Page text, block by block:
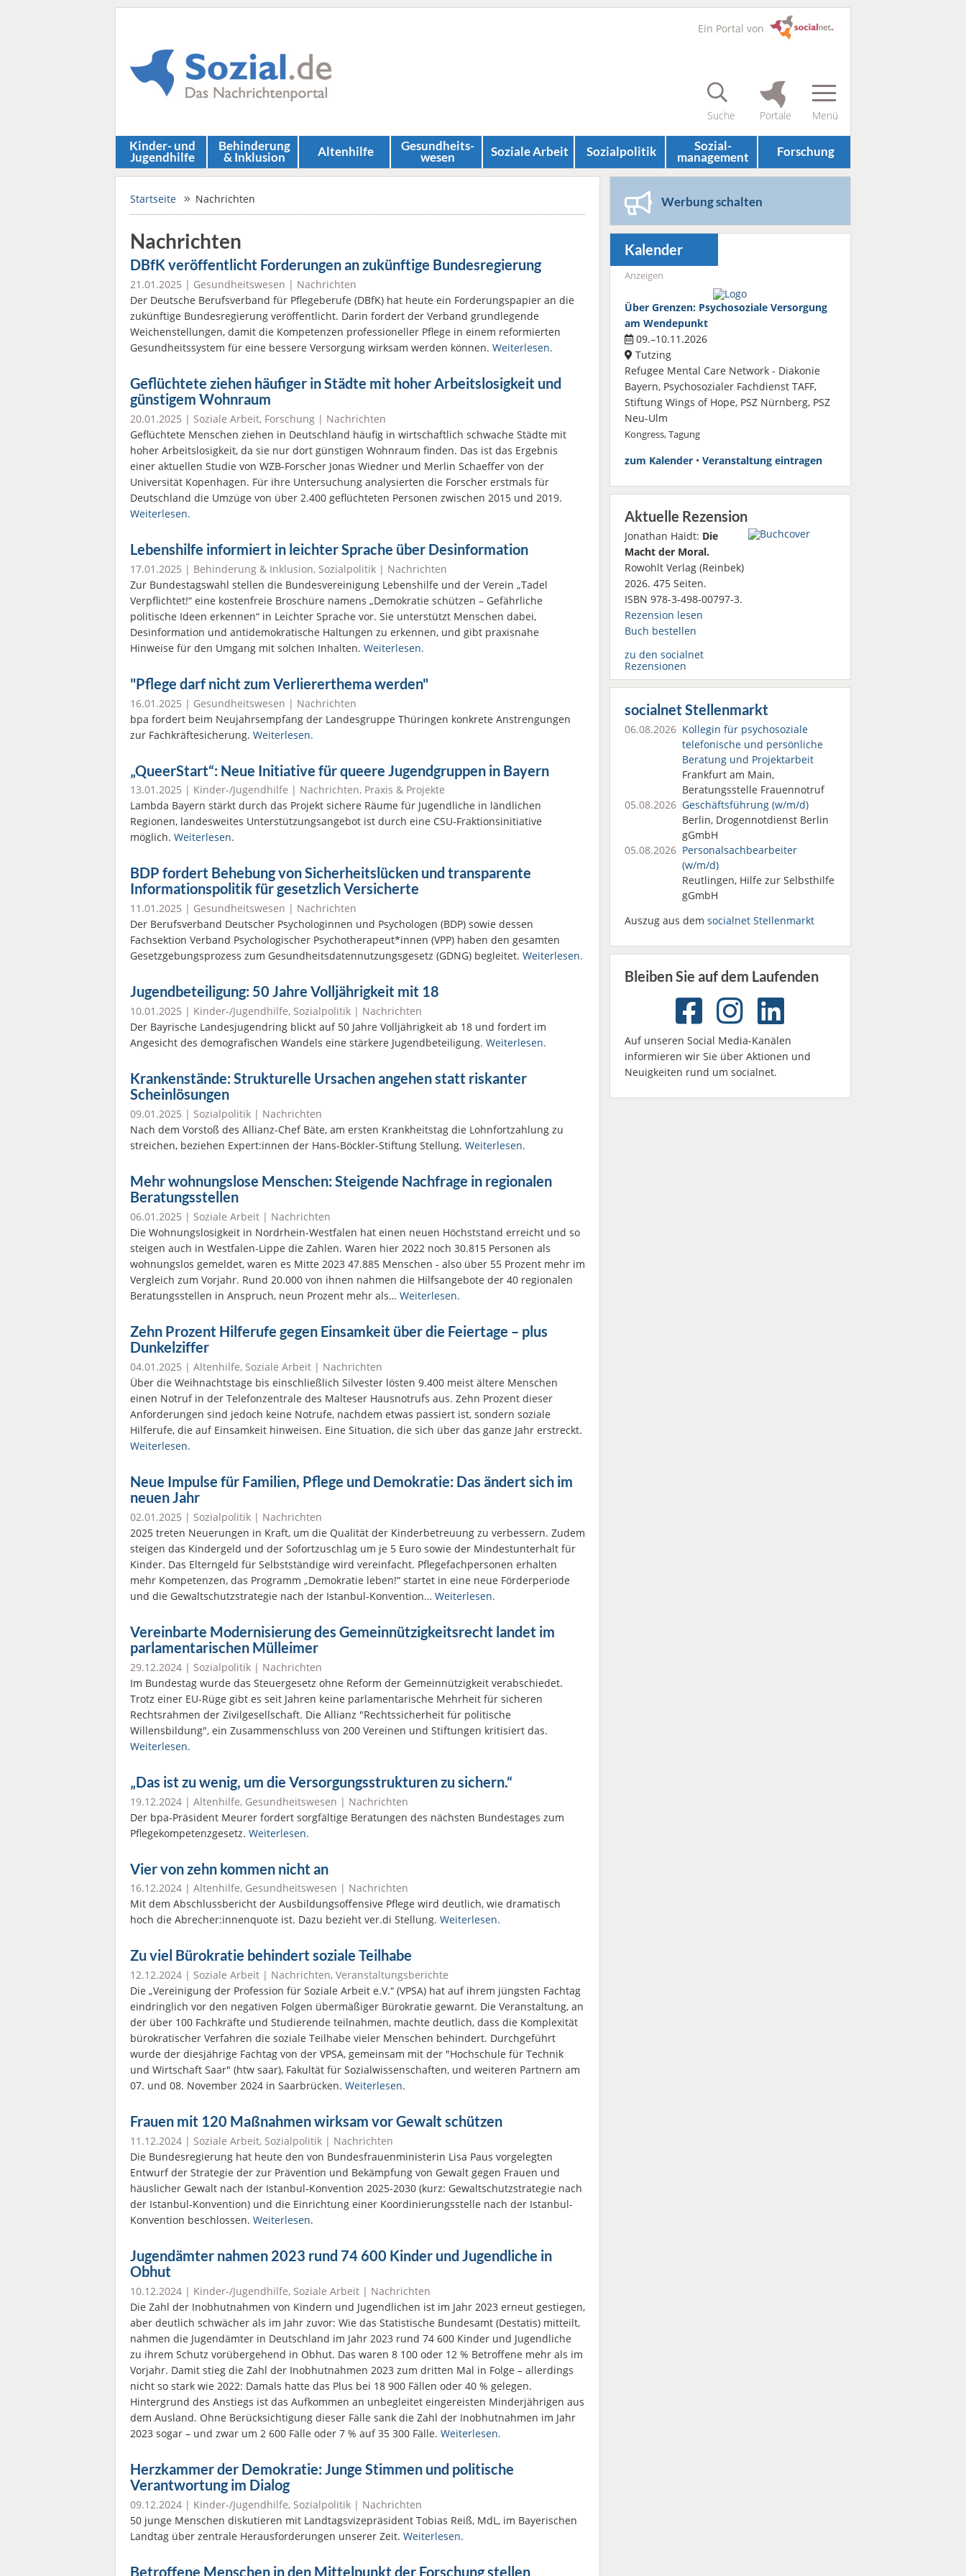
Ein Portal von
Kinder- und
Jugendhilfe
Behinderung
& Inklusion Altenhilfe Gesundheits­
wesen Soziale Arbeit Sozial­politik Sozial­
management Forschung
Startseite Nachrichten
Nachrichten
DBfK veröffentlicht Forderungen an zukünftige Bundesregierung
21.01.2025 | Gesundheitswesen | Nachrichten
Der Deutsche Berufsverband für Pflegeberufe (DBfK) hat heute ein Forderungspapier an die
zukünftige Bundesregierung veröffentlicht. Darin fordert der Verband grundlegende
Weichenstellungen, damit die Kompetenzen professioneller Pflege in einem reformierten
Gesundheitssystem für eine bessere Versorgung wirksam werden können. Weiterlesen.
Geflüchtete ziehen häufiger in Städte mit hoher Arbeitslosigkeit und
günstigem Wohnraum
20.01.2025 | Soziale Arbeit, Forschung | Nachrichten
Geflüchtete Menschen ziehen in Deutschland häufig in wirtschaftlich schwache Städte mit
hoher Arbeitslosigkeit, da sie nur dort günstigen Wohnraum finden. Das ist das Ergebnis
einer aktuellen Studie von WZB-Forscher Jonas Wiedner und Merlin Schaeffer von der
Universität Kopenhagen. Für ihre Untersuchung analysierten die Forscher erstmals für
Deutschland die Umzüge von über 2.400 geflüchteten Personen zwischen 2015 und 2019.
Weiterlesen.
Lebenshilfe informiert in leichter Sprache über Desinformation
17.01.2025 | Behinderung & Inklusion, Sozialpolitik | Nachrichten
Zur Bundestagswahl stellen die Bundesvereinigung Lebenshilfe und der Verein „Tadel
Verpflichtet!“ eine kostenfreie Broschüre namens „Demokratie schützen – Gefährliche
politische Ideen erkennen“ in Leichter Sprache vor. Sie unterstützt Menschen dabei,
Desinformation und antidemokratische Haltungen zu erkennen, und gibt praxisnahe
Hinweise für den Umgang mit solchen Inhalten. Weiterlesen.
"Pflege darf nicht zum Verliererthema werden"
16.01.2025 | Gesundheitswesen | Nachrichten
bpa fordert beim Neujahrsempfang der Landesgruppe Thüringen konkrete Anstrengungen
zur Fachkräftesicherung. Weiterlesen.
„QueerStart“: Neue Initiative für queere Jugendgruppen in Bayern
13.01.2025 | Kinder-/Jugendhilfe | Nachrichten, Praxis & Projekte
Lambda Bayern stärkt durch das Projekt sichere Räume für Jugendliche in ländlichen
Regionen, landesweites Unterstützungsangebot ist durch eine CSU-Fraktionsinitiative
möglich. Weiterlesen.
BDP fordert Behebung von Sicherheitslücken und transparente
Informationspolitik für gesetzlich Versicherte
11.01.2025 | Gesundheitswesen | Nachrichten
Der Berufsverband Deutscher Psychologinnen und Psychologen (BDP) sowie dessen
Fachsektion Verband Psychologischer Psychotherapeut*innen (VPP) haben den gesamten
Gesetzgebungsprozess zum Gesundheitsdatennutzungsgesetz (GDNG) begleitet. Weiterlesen.
Jugendbeteiligung: 50 Jahre Volljährigkeit mit 18
10.01.2025 | Kinder-/Jugendhilfe, Sozialpolitik | Nachrichten
Der Bayrische Landesjugendring blickt auf 50 Jahre Volljährigkeit ab 18 und fordert im
Angesicht des demografischen Wandels eine stärkere Jugendbeteiligung. Weiterlesen.
Krankenstände: Strukturelle Ursachen angehen statt riskanter
Scheinlösungen
09.01.2025 | Sozialpolitik | Nachrichten
Nach dem Vorstoß des Allianz-Chef Bäte, am ersten Krankheitstag die Lohnfortzahlung zu
streichen, beziehen Expert:innen der Hans-Böckler-Stiftung Stellung. Weiterlesen.
Mehr wohnungslose Menschen: Steigende Nachfrage in regionalen
Beratungsstellen
06.01.2025 | Soziale Arbeit | Nachrichten
Die Wohnungslosigkeit in Nordrhein-Westfalen hat einen neuen Höchststand erreicht und so
steigen auch in Westfalen-Lippe die Zahlen. Waren hier 2022 noch 30.815 Personen als
wohnungslos gemeldet, waren es Mitte 2023 47.885 Menschen - also über 55 Prozent mehr im
Vergleich zum Vorjahr. Rund 20.000 von ihnen nahmen die Hilfsangebote der 40 regionalen
Beratungsstellen in Anspruch, neun Prozent mehr als… Weiterlesen.
Zehn Prozent Hilferufe gegen Einsamkeit über die Feiertage – plus
Dunkelziffer
04.01.2025 | Altenhilfe, Soziale Arbeit | Nachrichten
Über die Weihnachtstage bis einschließlich Silvester lösten 9.400 meist ältere Menschen
einen Notruf in der Telefonzentrale des Malteser Hausnotrufs aus. Zehn Prozent dieser
Anforderungen sind jedoch keine Notrufe, nachdem etwas passiert ist, sondern soziale
Hilferufe, die auf Einsamkeit hinweisen. Eine Situation, die sich über das ganze Jahr erstreckt.
Weiterlesen.
Neue Impulse für Familien, Pflege und Demokratie: Das ändert sich im
neuen Jahr
02.01.2025 | Sozialpolitik | Nachrichten
2025 treten Neuerungen in Kraft, um die Qualität der Kinderbetreuung zu verbessern. Zudem
steigen das Kindergeld und der Sofortzuschlag um je 5 Euro sowie der Mindestunterhalt für
Kinder. Das Elterngeld für Selbstständige wird vereinfacht. Pflegefachpersonen erhalten
mehr Kompetenzen, das Programm „Demokratie leben!“ startet in eine neue Förderperiode
und die Gewaltschutzstrategie nach der Istanbul-Konvention… Weiterlesen.
Vereinbarte Modernisierung des Gemeinnützigkeitsrecht landet im
parlamentarischen Mülleimer
29.12.2024 | Sozialpolitik | Nachrichten
Im Bundestag wurde das Steuergesetz ohne Reform der Gemeinnützigkeit verabschiedet.
Trotz einer EU-Rüge gibt es seit Jahren keine parlamentarische Mehrheit für sicheren
Rechtsrahmen der Zivilgesellschaft. Die Allianz "Rechtssicherheit für politische
Willensbildung", ein Zusammenschluss von 200 Vereinen und Stiftungen kritisiert das.
Weiterlesen.
„Das ist zu wenig, um die Versorgungsstrukturen zu sichern.“
19.12.2024 | Altenhilfe, Gesundheitswesen | Nachrichten
Der bpa-Präsident Meurer fordert sorgfältige Beratungen des nächsten Bundestages zum
Pflegekompetenzgesetz. Weiterlesen.
Vier von zehn kommen nicht an
16.12.2024 | Altenhilfe, Gesundheitswesen | Nachrichten
Mit dem Abschlussbericht der Ausbildungsoffensive Pflege wird deutlich, wie dramatisch
hoch die Abrecher:innenquote ist. Dazu bezieht ver.di Stellung. Weiterlesen.
Zu viel Bürokratie behindert soziale Teilhabe
12.12.2024 | Soziale Arbeit | Nachrichten, Veranstaltungsberichte
Die „Vereinigung der Profession für Soziale Arbeit e.V.“ (VPSA) hat auf ihrem jüngsten Fachtag
eindringlich vor den negativen Folgen übermäßiger Bürokratie gewarnt. Die Veranstaltung, an
der über 100 Fachkräfte und Studierende teilnahmen, machte deutlich, dass die Komplexität
bürokratischer Verfahren die soziale Teilhabe vieler Menschen behindert. Durchgeführt
wurde der diesjährige Fachtag von der VPSA, gemeinsam mit der "Hochschule für Technik
und Wirtschaft Saar" (htw saar), Fakultät für Sozialwissenschaften, und weiteren Partnern am
07. und 08. November 2024 in Saarbrücken. Weiterlesen.
Frauen mit 120 Maßnahmen wirksam vor Gewalt schützen
11.12.2024 | Soziale Arbeit, Sozialpolitik | Nachrichten
Die Bundesregierung hat heute den von Bundesfrauenministerin Lisa Paus vorgelegten
Entwurf der Strategie der zur Prävention und Bekämpfung von Gewalt gegen Frauen und
häuslicher Gewalt nach der Istanbul-Konvention 2025-2030 (kurz: Gewaltschutzstrategie nach
der Istanbul-Konvention) und die Einrichtung einer Koordinierungsstelle nach der Istanbul-
Konvention beschlossen. Weiterlesen.
Jugendämter nahmen 2023 rund 74 600 Kinder und Jugendliche in
Obhut
10.12.2024 | Kinder-/Jugendhilfe, Soziale Arbeit | Nachrichten
Die Zahl der Inobhutnahmen von Kindern und Jugendlichen ist im Jahr 2023 erneut gestiegen,
aber deutlich schwächer als im Jahr zuvor: Wie das Statistische Bundesamt (Destatis) mitteilt,
nahmen die Jugendämter in Deutschland im Jahr 2023 rund 74 600 Kinder und Jugendliche
zu ihrem Schutz vorübergehend in Obhut. Das waren 8 100 oder 12 % Betroffene mehr als im
Vorjahr. Damit stieg die Zahl der Inobhutnahmen 2023 zum dritten Mal in Folge – allerdings
nicht so stark wie 2022: Damals hatte das Plus bei 18 900 Fällen oder 40 % gelegen.
Hintergrund des Anstiegs ist das Aufkommen an unbegleitet eingereisten Minderjährigen aus
dem Ausland. Ohne Berücksichtigung dieser Fälle sank die Zahl der Inobhutnahmen im Jahr
2023 sogar – und zwar um 2 600 Fälle oder 7 % auf 35 300 Fälle. Weiterlesen.
Herzkammer der Demokratie: Junge Stimmen und politische
Verantwortung im Dialog
09.12.2024 | Kinder-/Jugendhilfe, Sozialpolitik | Nachrichten
50 junge Menschen diskutieren mit Landtagsvizepräsident Tobias Reiß, MdL, im Bayerischen
Landtag über zentrale Herausforderungen unserer Zeit. Weiterlesen.
Betroffene Menschen in den Mittelpunkt der Forschung stellen
Werbung schalten
Kalender
Anzeigen
Über Grenzen: Psychosoziale Versorgung
am Wendepunkt
09.–10.11.2026
Tutzing
Refugee Mental Care Network - Diakonie
Bayern, Psychosozialer Fachdienst TAFF,
Stiftung Wings of Hope, PSZ Nürnberg, PSZ
Neu-Ulm
Kongress, Tagung
zum Kalender• Veranstaltung eintragen
Aktuelle Rezension
Jonathan Haidt: Die
Macht der Moral.
Rowohlt Verlag (Reinbek)
2026. 475 Seiten.
ISBN 978-3-498-00797-3.
Rezension lesen
Buch bestellen
zu den socialnet
Rezensionen
socialnet Stellenmarkt
06.08.2026 Kollegin für psychosoziale
telefonische und persönliche
Beratung und Projektarbeit
Frankfurt am Main,
Beratungsstelle Frauennotruf
05.08.2026 Geschäftsführung (w/m/d)
Berlin, Drogennotdienst Berlin
gGmbH
05.08.2026 Personalsach­bearbeiter
(w/m/d)
Reutlingen, Hilfe zur Selbsthilfe
gGmbH
Auszug aus dem socialnet Stellenmarkt
Bleiben Sie auf dem Laufenden
Auf unseren Social Media-Kanälen
informieren wir Sie über Aktionen und
Neuigkeiten rund um socialnet.